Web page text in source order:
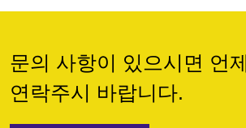
문의 사항이 있으시면 언
연락주시 바랍니다.